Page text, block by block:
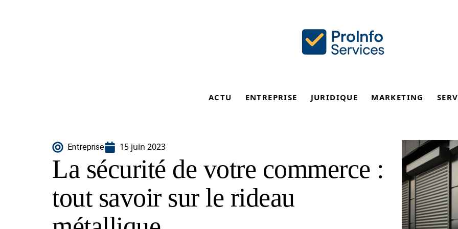
ACTU ENTREPRISE JURIDIQUE MARKETING
Entreprise 15 juin 2023
La sécurité de votre commerce :
tout savoir sur le rideau